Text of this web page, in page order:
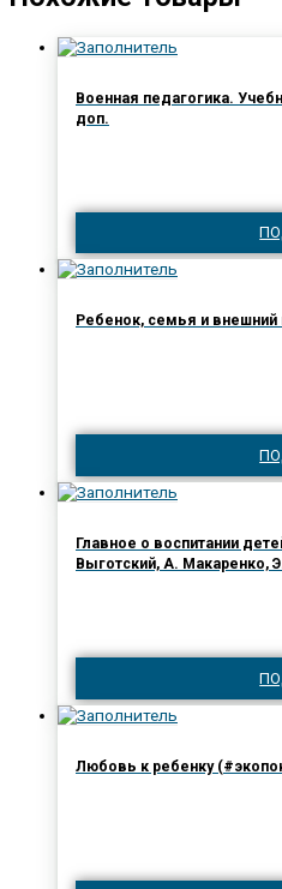
Военная педагогика.
доп.
Ребенок, семья и внешний
Главное о воспитании
Любовь к ребенку